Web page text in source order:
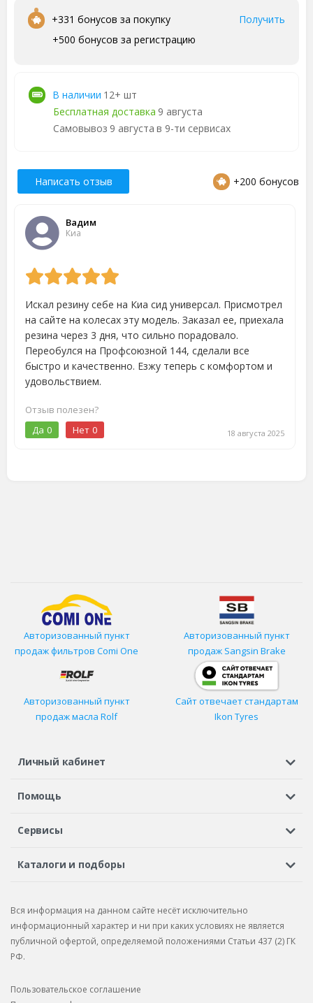
• +331 бонусов за покупку
Получить
+500 бонусов за регистрацию
В наличии 12+ шт
Бесплатная доставка 9 августа
Самовывоз 9 августа в 9-ти сервисах
Вадим
Киа
18 августа 2025
Искал резину себе на Киа сид универсал. Присмотрел
на сайте на колесах эту модель. Заказал ее, приехала
резина через 3 дня, что сильно порадовало.
Переобулся на Профсоюзной 144, сделали все
быстро и качественно. Езжу теперь с комфортом и
удовольствием.
Отзыв полезен?
Да 0 Нет 0
Написать отзыв +200 бонусов
Авторизованный пункт
продаж фильтров Comi One
Авторизованный пункт
продаж Sangsin Brake
Авторизованный пункт
продаж масла Rolf
Сайт отвечает стандартам
Ikon Tyres
Личный кабинет
Регистрация или вход
Помощь
Шины в кредит
Сервисы
Автосервисы
Бонусная программа
Рекламации по услугам
Каталоги и подборы
Подбор запчастей
Каталог запчастей
Вся информация на данном сайте несёт исключительно
информационный характер и ни при каких условиях не является
публичной офертой, определяемой положениями Статьи 437 (2) ГК
РФ.
Пользовательское соглашение